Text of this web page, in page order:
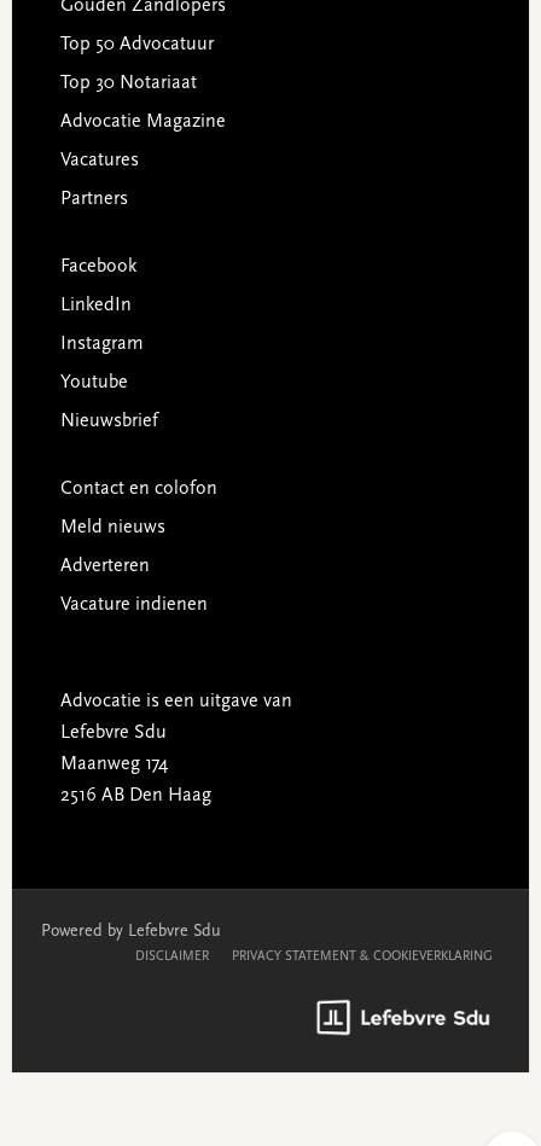
Gouden Zandlopers
Top 50 Advocatuur
Top 30 Notariaat
Advocatie Magazine
Vacatures
Partners
Facebook
LinkedIn
Instagram
Youtube
Nieuwsbrief
Contact en colofon
Meld nieuws
Adverteren
Vacature indienen
Advocatie is een uitgave van
Lefebvre Sdu
Maanweg 174
2516 AB Den Haag
Powered by Lefebvre Sdu
DISCLAIMER PRIVACY STATEMENT & COOKIEVERKLARING